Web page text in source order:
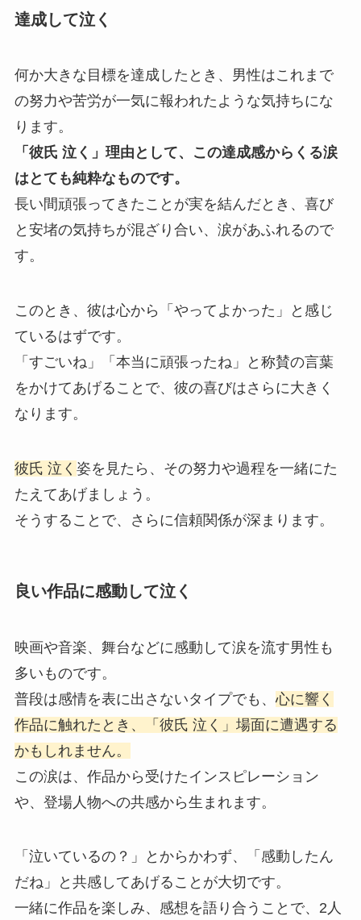
達成して泣く
何か大きな目標を達成したとき、男性はこれまで
の努力や苦労が一気に報われたような気持ちにな
ります。
「彼氏 泣く」理由として、この達成感からくる涙
はとても純粋なものです。
長い間頑張ってきたことが実を結んだとき、喜び
と安堵の気持ちが混ざり合い、涙があふれるので
す。
このとき、彼は心から「やってよかった」と感じ
ているはずです。
「すごいね」「本当に頑張ったね」と称賛の言葉
をかけてあげることで、彼の喜びはさらに大きく
なります。
彼氏 泣く 姿を見たら、その努力や過程を一緒にた
たえてあげましょう。
そうすることで、さらに信頼関係が深まります。
良い作品に感動して泣く
映画や音楽、舞台などに感動して涙を流す男性も
多いものです。
普段は感情を表に出さないタイプでも、心に響く
作品に触れたとき、「彼氏 泣く」場面に遭遇する
かもしれません。
この涙は、作品から受けたインスピレーション
や、登場人物への共感から生まれます。
「泣いているの？」とからかわず、「感動したん
だね」と共感してあげることが大切です。
一緒に作品を楽しみ、感想を語り合うことで、2人